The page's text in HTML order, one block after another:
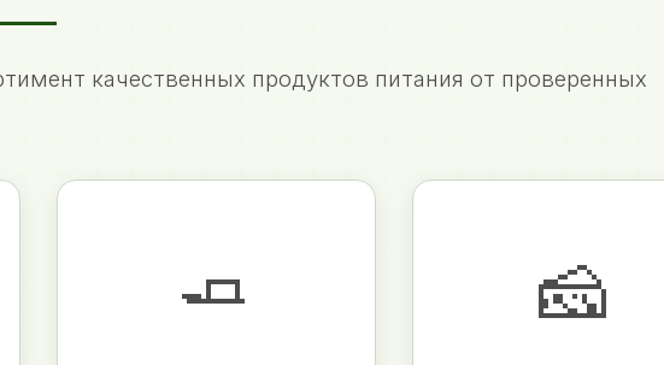
качественных продуктов питания от проверенных
🧈 🧀